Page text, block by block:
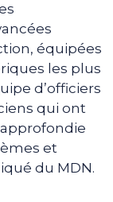
équipées
les plus
d’officiers
qui ont
et
du MDN.